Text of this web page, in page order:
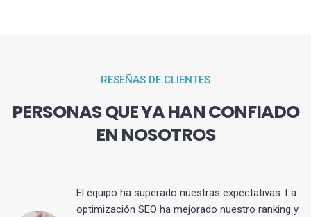
RESEÑAS DE CLIENTES
PERSONAS QUE YA HAN CONFIADO
EN NOSOTROS
El equipo ha superado nuestras expectativas. La
optimización SEO ha mejorado nuestro ranking y